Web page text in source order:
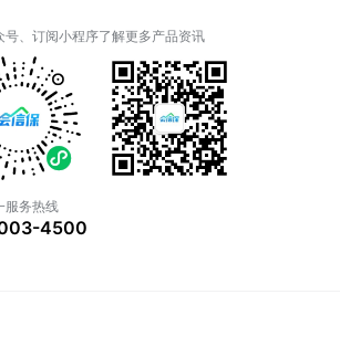
常是多
解
号、订阅小程序了解更多产品资讯
服务热线
4500